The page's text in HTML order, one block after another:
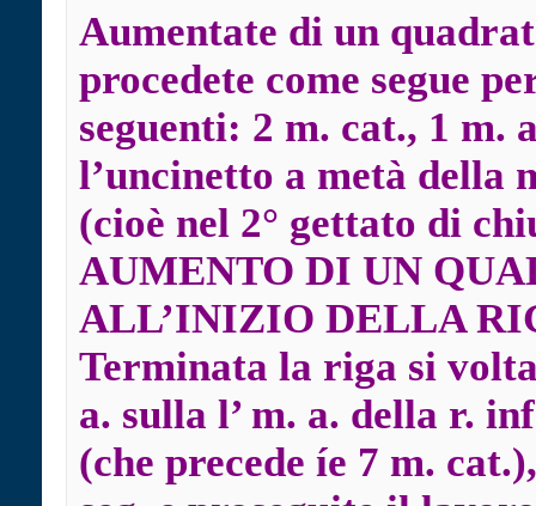
Aumentate di un
procedete come segue
seguenti: 2 m. cat., 1 m.
l’uncinetto a metà della
(cioè nel 2° gettato di
AUMENTO DI UN
ALL’INIZIO DELLA
Terminata la riga si
a. sulla l’ m. a. della r.
(che precede íe 7 m.